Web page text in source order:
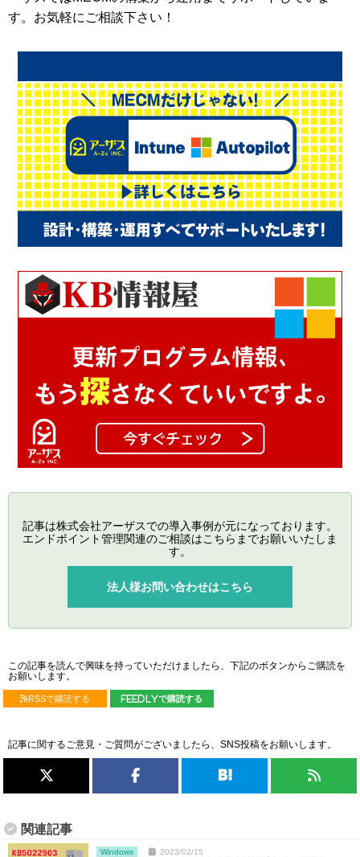
す。お気軽にご相談下さい！
記事は株式会社アーザスでの導入事例が元になっております。
エンドポイント管理関連のご相談はこちらまでお願いいたしま
す。
法人様お問い合わせはこちら
この記事を読んで興味を持っていただけましたら、下記のボタンからご購読を
お願いします。
RSSで購読する feedlyで購読する
記事に関するご意見・ご質問がございましたら、SNS投稿をお願いします。
関連記事
Windows 2023/02/15